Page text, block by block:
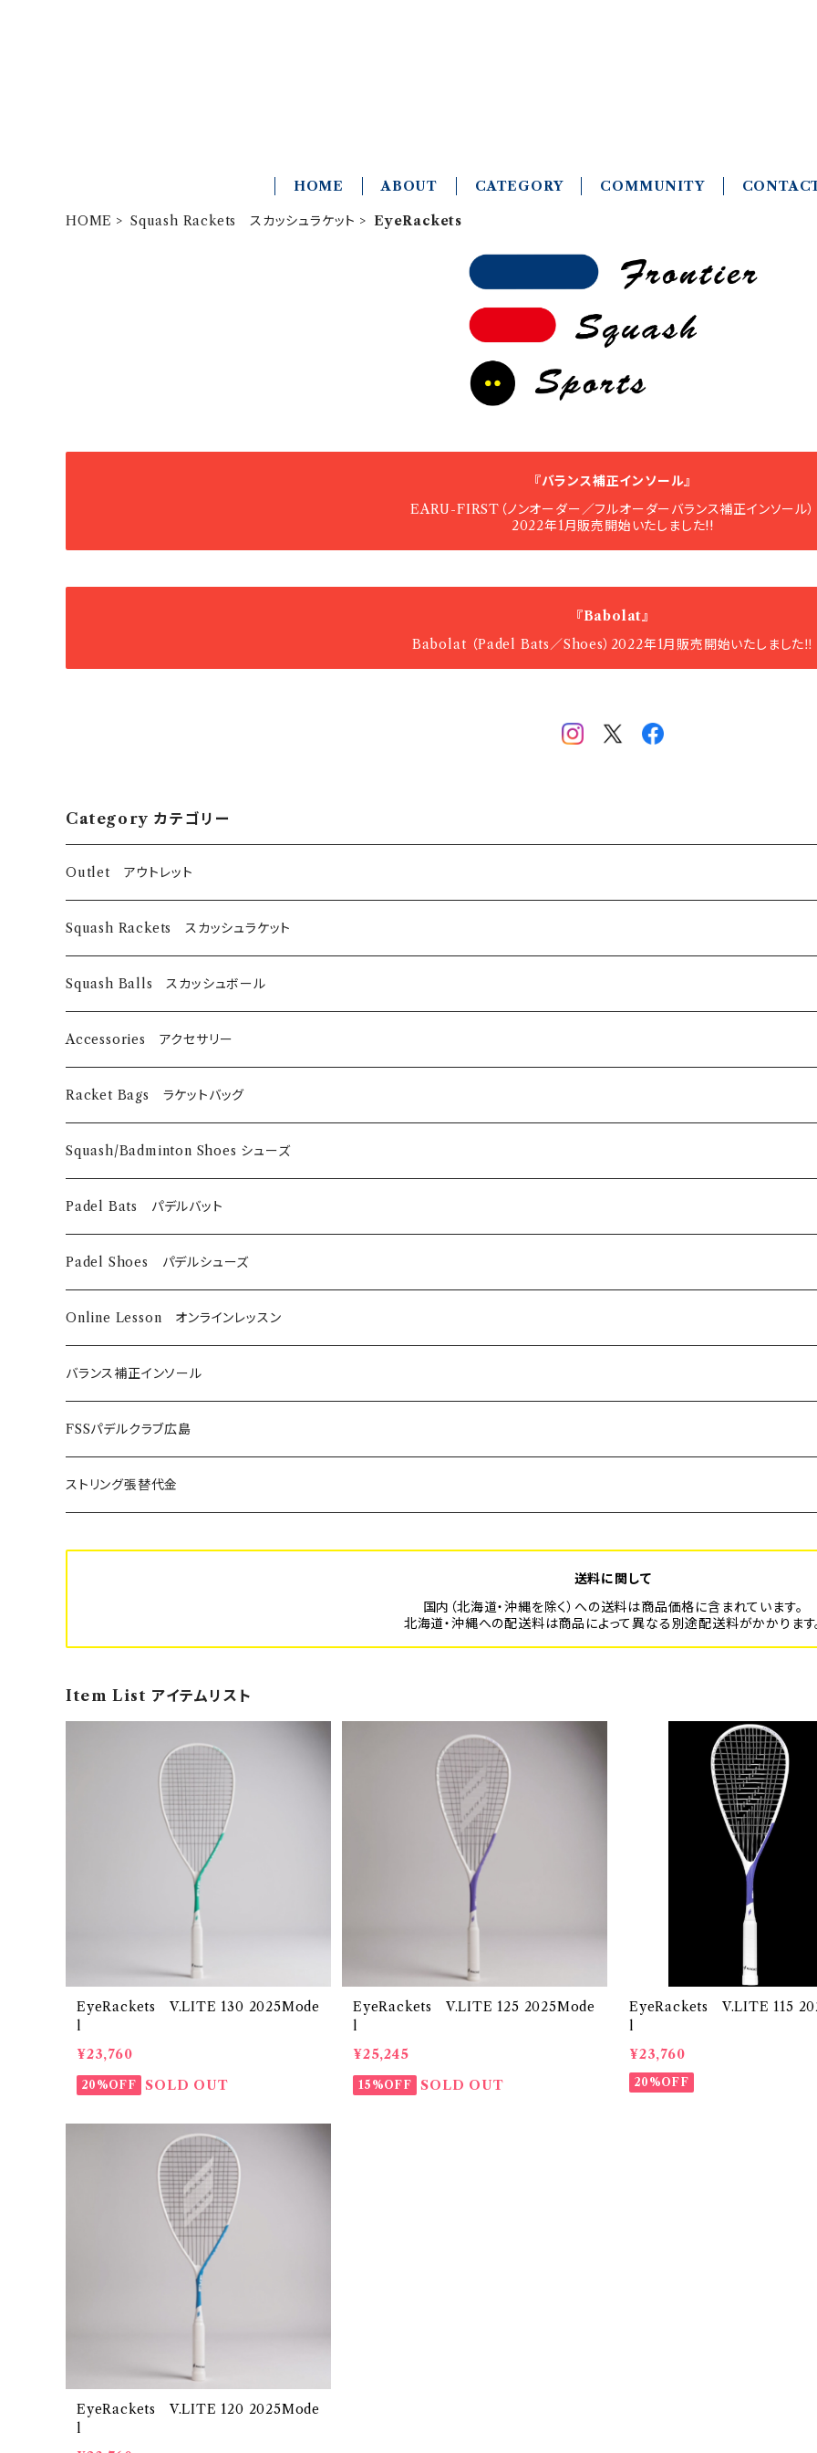
HOME ABOUT CATEGORY COMMUNITY
HOME Squash Rackets スカッシュラケット EyeRackets
『バランス補正インソール』
EARU-FIRST（ノンオーダー／フルオーダーバランス補正インソール）
2022年1月販売開始いたしました!!
『Babolat』
Babolat （Padel Bats／Shoes）2022年1月販売開始いたしました‼️
Category カテゴリー
Outlet アウトレット
スカッシュラケット
EyeRackets
DUNLOP
パデルバット
レディースウェア
EyeRackets
メンズウェア
EyeRackets
Squash Rackets スカッシュラケット
EyeRackets
Harrow
DUNLOP
Technifibre
Unsquashable
Squash Balls スカッシュボール
Accessories アクセサリー
Eye Wears
EyeRackets
Harrow
Grips
Strings
Racket Bags ラケットバッグ
​Harrow
EyeRackets
Squash/Badminton Shoes シューズ
EyeRackets
Babolat
Padel Bats パデルバット
DUNLOP
Babolat
Padel Shoes パデルシューズ
Bαbolat
Online Lesson オンラインレッスン
バランス補正インソール
ノンオーダーメイド
SUPER BLITZ
Platform-Sport フルオーダーメイド
FSSパデルクラブ広島
年間利用登録費
ストリング張替代金
送料に関して
国内（北海道・沖縄を除く）への送料は商品価格に含まれています。
北海道・沖縄への配送料は商品によって異なる別途配送料がかかります
Item List アイテムリスト
EyeRackets V.LITE 130 2025Mode
l
¥23,760
20%OFF SOLD OUT
EyeRackets V.LITE 125 2025Mode
l
¥25,245
15%OFF SOLD OUT
EyeRackets V.LITE 115
l
¥23,760
20%OFF
EyeRackets V.LITE 120 2025Mode
l